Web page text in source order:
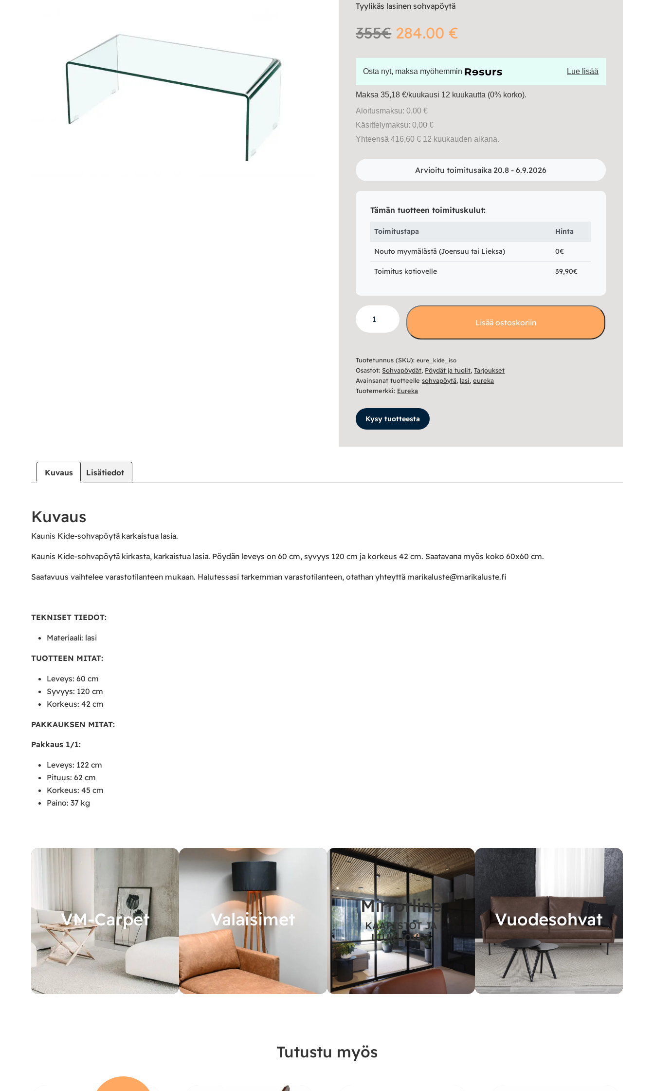
Penkit ja lankkupenkit
Ruokapöydät
Tyylikäs lasinen sohvapöytä
355€284.00 €
Osta nyt, maksa myöhemmin Lue lisää
Maksa 35,18 €/kuukausi 12 kuukautta (0% korko).
Aloitusmaksu: 0,00 €
Käsittelymaksu: 0,00 €
Yhteensä 416,60 € 12 kuukauden aikana.
Arvioitu toimitusaika 20.8 - 6.9.2026
Tämän tuotteen toimituskulut:
Toimitustapa Hinta
Nouto myymälästä (Joensuu tai Lieksa) 0€
Toimitus kotiovelle 39,90€
Kide
sohvapöytä
Lisää ostoskoriin
Tuotetunnus (SKU):eure_kide_iso
Osastot:Sohvapöydät, Pöydät ja tuolit,Tarjoukset
Avainsanat tuotteellesohvapöytä, lasi,eureka
Tuotemerkki: Eureka
Kysy tuotteesta
Kuvaus Lisätiedot
Kuvaus
Kaunis Kide-sohvapöytä karkaistua lasia.
Kaunis Kide-sohvapöytä kirkasta, karkaistua lasia. Pöydän leveys on 60 cm, syvyys 120 cm ja korkeus 42 cm. Saatavana myös koko 60x60 cm.
Saatavuus vaihtelee varastotilanteen mukaan. Halutessasi tarkemman varastotilanteen, otathan yhteyttä marikaluste@marikaluste.fi
TEKNISET TIEDOT:
Materiaali: lasi
TUOTTEEN MITAT:
Leveys: 60 cm
Syvyys: 120 cm
Korkeus: 42 cm
PAKKAUKSEN MITAT:
Pakkaus 1/1:
Leveys: 122 cm
Pituus: 62 cm
Korkeus: 45 cm
Paino: 37 kg
VM-Carpet Valaisimet
Mirrorline
KAAPISTOT JA
LIUKUOVET
Vuodesohvat
Tutustu myös